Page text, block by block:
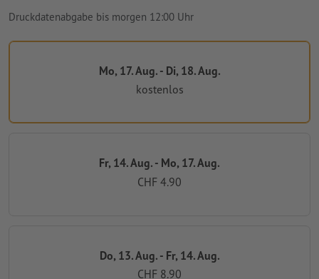
Druckdatenabgabe bis morgen 12:00 Uhr
Mo, 17. Aug. - Di, 18. Aug.
kostenlos
Fr, 14. Aug. - Mo, 17. Aug.
CHF 4.90
Do, 13. Aug. - Fr, 14. Aug.
CHF 8.90